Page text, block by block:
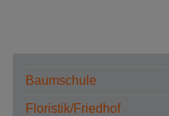
Baumschule
Floristik/Friedhof